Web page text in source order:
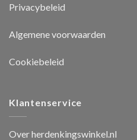
Privacybeleid
Algemene voorwaarden
Cookiebeleid
Klantenservice
Over herdenkingswinkel.nl